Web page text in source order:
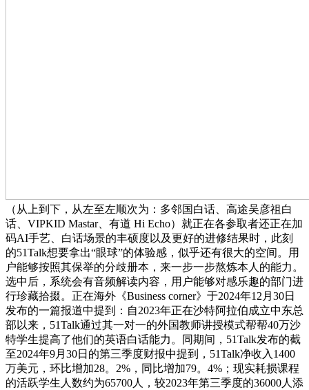
（从上到下，从左至左顺次为：多邻国白话、高途吴彦祖白
话、VIPKID Mastar、有道 Hi Echo）就正在各参取者还正在加
码AI手艺、白话场景的丰硕度以及更好的进修结果时，此刻
的51Talk想要拿出“眼球”的体验感，似乎还有很大的空间。用
户能够按照其保举的分歧册本，来一步一步熬炼本人的能力。
选中后，系统会有音频解读内容，用户能够对感乐趣的部门进
行珍藏拾掇。正在海外《Business corner》于2024年12月30日
发布的一篇报道中提到：自2023年正在沙特阿拉伯成立中东总
部以来，51Talk通过其一对一的外国教师讲授模式帮帮40万沙
特学生提高了他们的英语白话能力。同期间，51Talk发布的截
至2024年9月30日的第三季度财报中提到，51Talk净收入1400
万美元，环比增加28。2%，同比增加79。4%；现实耗损课程
的活跃学生人数约为65700人，较2023年第三季度的36000人添